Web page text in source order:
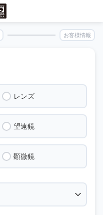
お客様情報
レンズ
望遠鏡
顕微鏡